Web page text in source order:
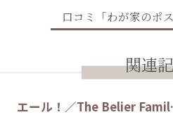
口コミ「わが家のポ
関連
エール！／The Belier